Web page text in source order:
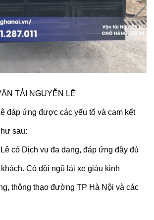
TẢI NGUYỄN LÊ
đáp ứng được các yếu tố và cam kết
sau:
có Dịch vụ đa dạng, đáp ứng đầy đủ
Có đội ngũ lái xe giàu kinh
thông thạo đường TP Hà Nội và các